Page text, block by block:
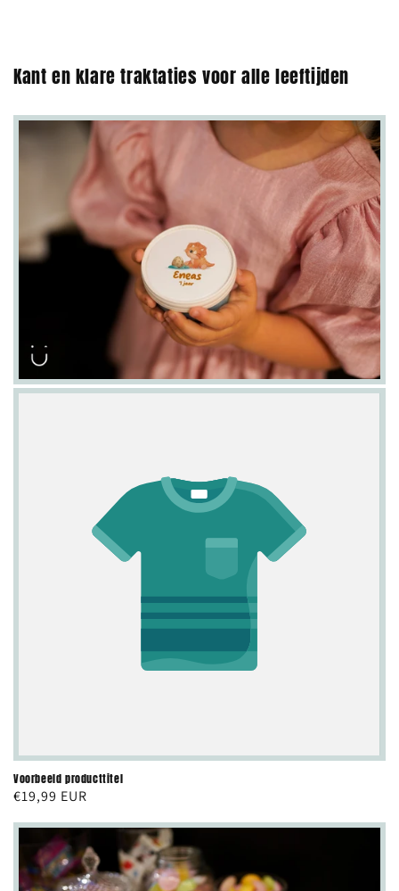
Kant en klare traktaties voor alle leeftijden
Voorbeeld producttitel
Normale
€19,99 EUR